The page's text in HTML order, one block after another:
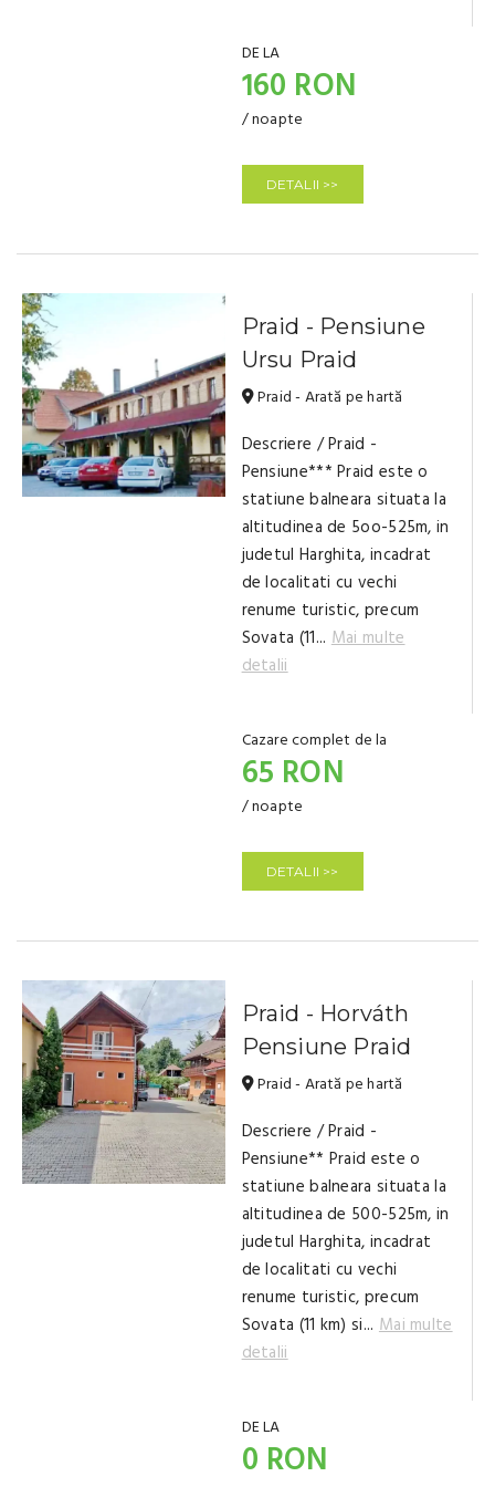
DE LA
160 RON
/ noapte
DETALII >>
Praid - Pensiune
Ursu Praid
Praid - Arată pe hartă
Descriere / Praid -
Pensiune*** Praid este o
statiune balneara situata la
altitudinea de 5oo-525m, in
judetul Harghita, incadrat
de localitati cu vechi
renume turistic, precum
Sovata (11... Mai multe
detalii
Cazare complet de la
65 RON
/ noapte
DETALII >>
Praid - Horváth
Pensiune Praid
Praid - Arată pe hartă
Descriere / Praid -
Pensiune** Praid este o
statiune balneara situata la
altitudinea de 500-525m, in
judetul Harghita, incadrat
de localitati cu vechi
renume turistic, precum
Sovata (11 km) si... Mai multe
detalii
DE LA
0 RON